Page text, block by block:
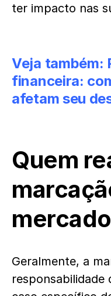
ter impacto nas
Veja também:
financeira:
afetam seu
Quem
Geralmente, a
responsabilidade